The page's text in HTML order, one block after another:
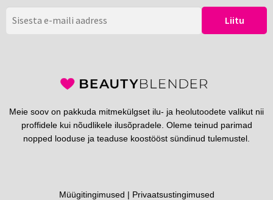
Meie soov on pakkuda mitmekülgset ilu- ja heolutoodete valikut nii
proffidele kui nõudlikele ilusõpradele. Oleme teinud parimad
nopped looduse ja teaduse koostööst sündinud tulemustel.
Müügitingimused | Privaatsustingimused